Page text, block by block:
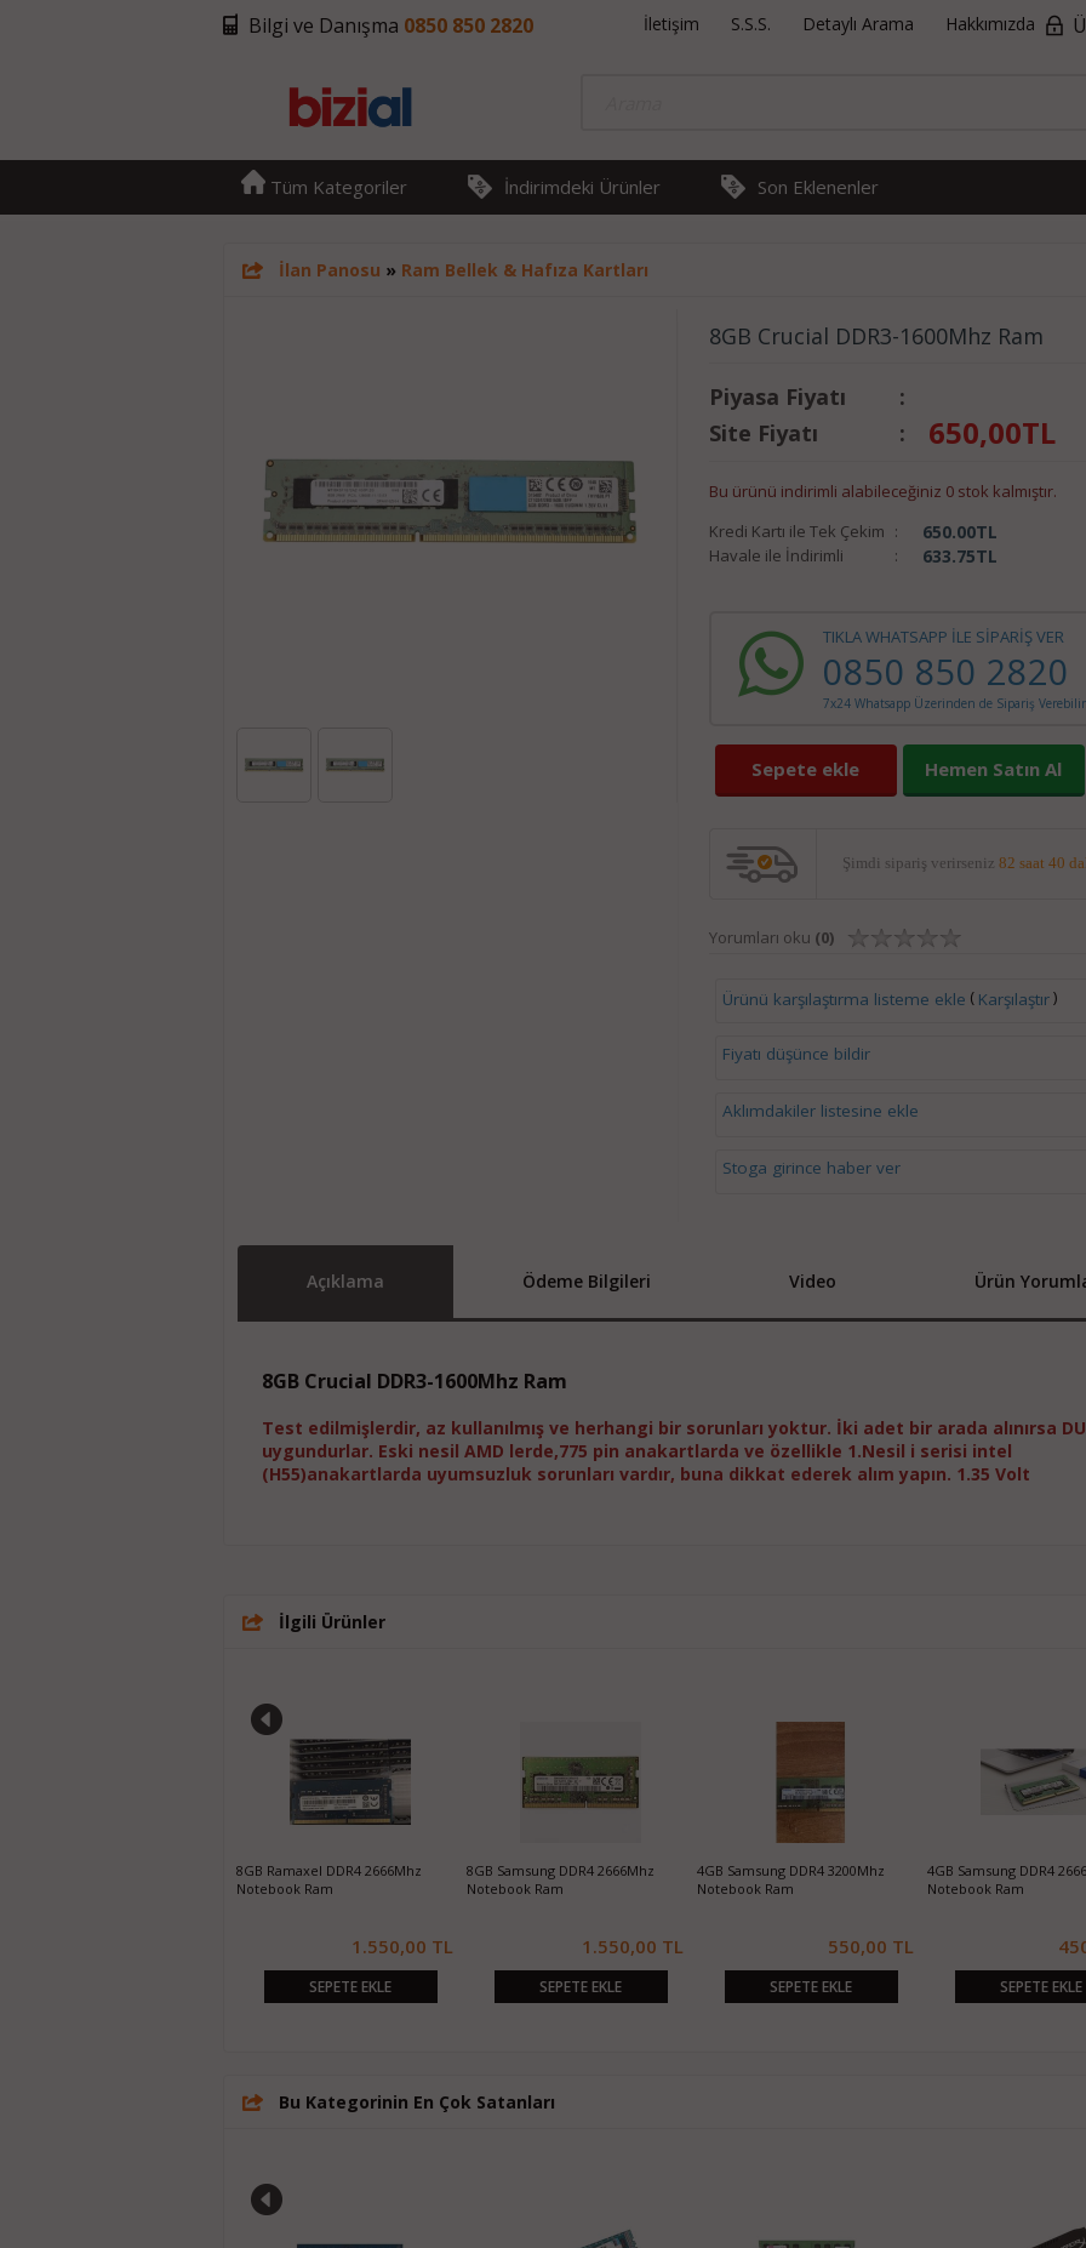
Bilgi ve Danışma 0850 850 2820 İletişim S.S.S. Detaylı Arama Hakkımızda
Tüm Kategoriler İndirimdeki Ürünler Son Eklenenler
İlan Panosu » Ram Bellek & Hafıza Kartları
8GB Crucial DDR3-1600Mhz Ram
Piyasa Fiyatı
:
Site Fiyatı
: 650,00TL
Bu ürünü indirimli alabileceğiniz 0 stok kalmıştır.
Kredi Kartı ile Tek Çekim : 650.00TL
Havale ile İndirimli : 633.75TL
TIKLA WHATSAPP İLE SİPARİŞ VER
0850 850 2820
7x24 Whatsapp Üzerinden de Sipariş
Sepete ekle Hemen Satın Al
Şimdi sipariş verirseniz 82 saat 40
Yorumları oku (0)
Ürünü karşılaştırma listeme ekle ( Karşılaştır)
Fiyatı düşünce bildir
Aklımdakiler listesine ekle
Stoga girince haber ver
Açıklama Ödeme Bilgileri Video Ürün
8GB Crucial DDR3-1600Mhz Ram
Test edilmişlerdir, az kullanılmış ve herhangi bir sorunları yoktur. İki adet bir arada alınırsa
uygundurlar. Eski nesil AMD lerde,775 pin anakartlarda ve özellikle 1.Nesil i serisi intel
(H55)anakartlarda uyumsuzluk sorunları vardır, buna dikkat ederek alım yapın. 1.35 Volt
İlgili Ürünler
8GB Ramaxel DDR4 2666Mhz
Notebook Ram
1.550,00 TL
SEPETE EKLE
8GB Samsung DDR4 2666Mhz
Notebook Ram
1.550,00 TL
SEPETE EKLE
4GB Samsung DDR4 3200Mhz
Notebook Ram
550,00 TL
SEPETE EKLE
4GB Samsung DDR4
Notebook Ram
SEPETE EKLE
Bu Kategorinin En Çok Satanları